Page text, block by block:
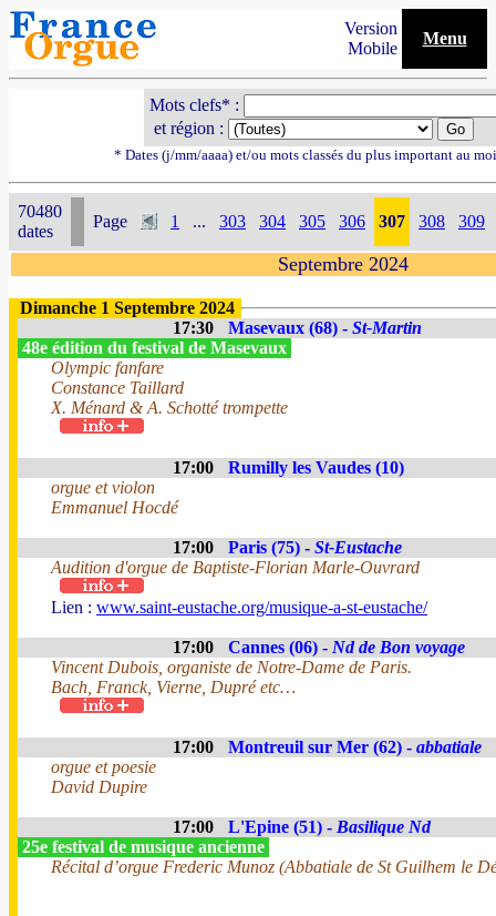
Version
Mobile
Menu
Mots clefs* :
et région :
* Dates (j/mm/aaaa) et/ou mots classés du plus important au
70480
dates
Page 1 ... 303 304 305 306 307 308 309
Septembre 2024
Dimanche 1 Septembre 2024
17:30
Masevaux (68) - St-Martin
48e édition du festival de Masevaux
Olympic fanfare
Constance Taillard
X. Ménard & A. Schotté trompette
17:00
Rumilly les Vaudes (10)
orgue et violon
Emmanuel Hocdé
17:00 Paris (75) - St-Eustache
Audition d'orgue de Baptiste-Florian Marle-Ouvrard
Lien : www.saint-eustache.org/musique-a-st-eustache/
17:00 Cannes (06) - Nd de Bon voyage
Vincent Dubois, organiste de Notre-Dame de Paris.
Bach, Franck, Vierne, Dupré etc…
17:00 Montreuil sur Mer (62) - abbatiale
orgue et poesie
David Dupire
17:00 L'Epine (51) - Basilique Nd
25e festival de musique ancienne
Récital d’orgue Frederic Munoz (Abbatiale de St Guilhem le